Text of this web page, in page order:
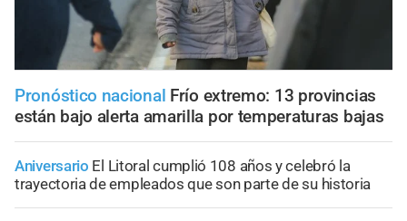
Pronóstico nacional Frío extremo: 13 provincias
están bajo alerta amarilla por temperaturas bajas
Aniversario El Litoral cumplió 108 años y celebró la
trayectoria de empleados que son parte de su historia